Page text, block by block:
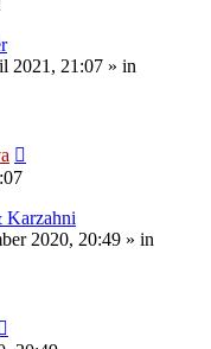
2021, 21:07 » in
Karzahni
2020, 20:49 » in